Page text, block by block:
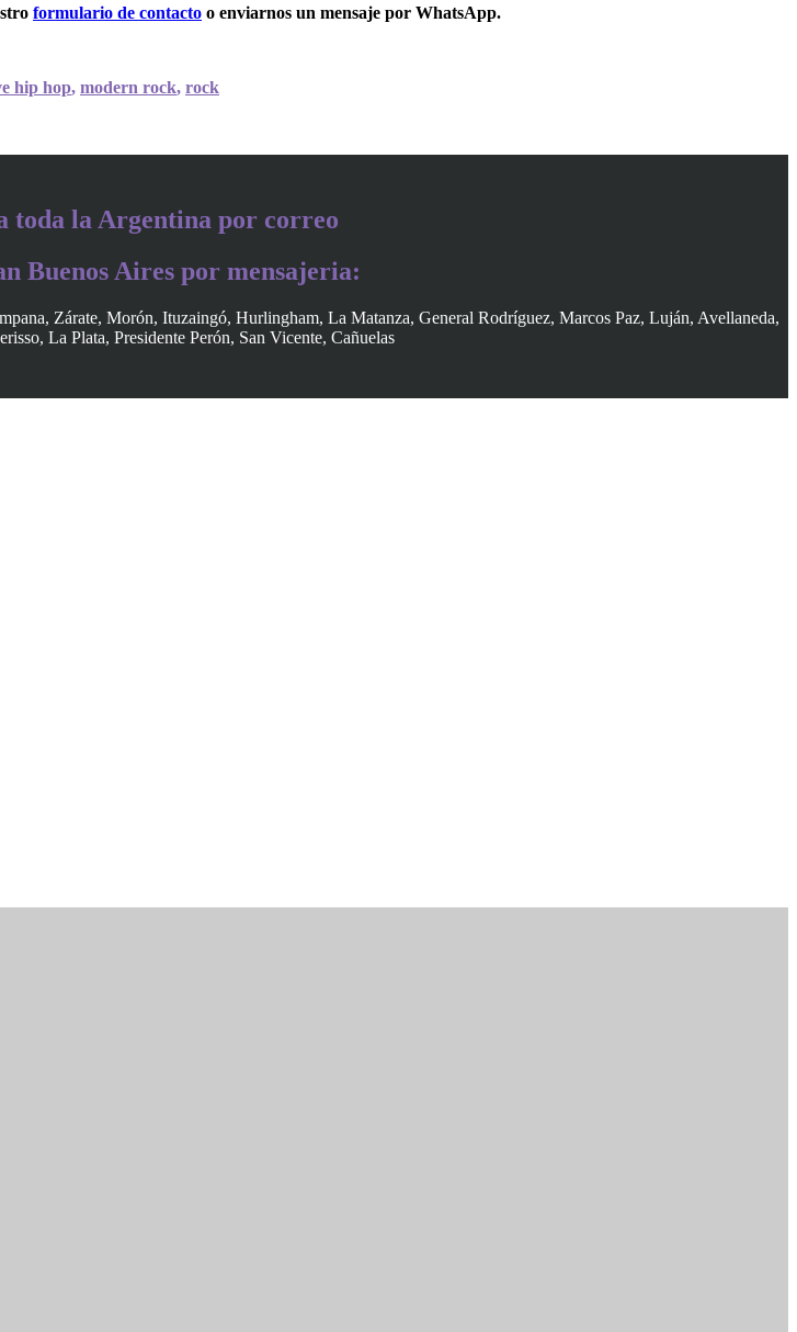
formulario de contacto o enviarnos un mensaje por WhatsApp.
hip hop, modern rock, rock
toda la Argentina por correo
Buenos Aires por mensajeria:
Zárate, Morón, Ituzaingó, Hurlingham, La Matanza, General Rodríguez, Marcos Paz, Luján, Avellaneda,
La Plata, Presidente Perón, San Vicente, Cañuelas